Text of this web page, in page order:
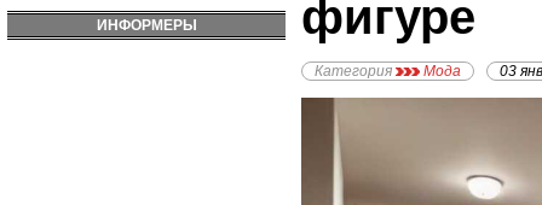
ИНФОРМЕРЫ
фигуре
Категория Мода 03